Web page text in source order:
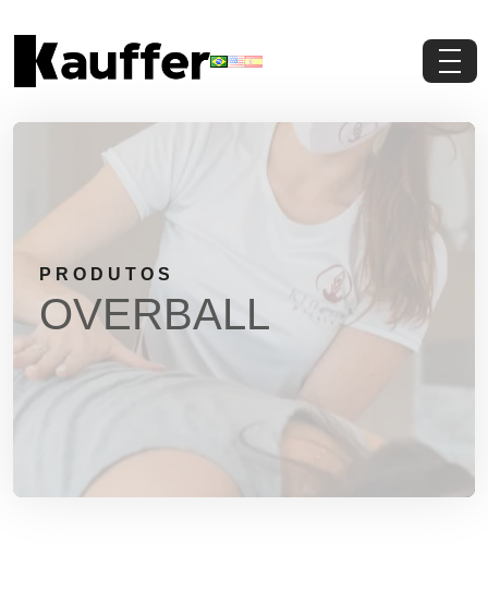
Conteúdos
Materiais Gratuitos
PRODUTOS
OVERBALL